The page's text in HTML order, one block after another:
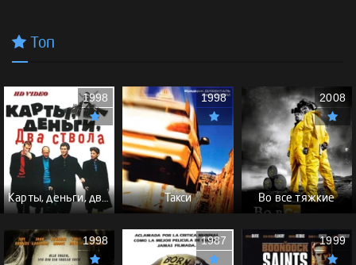
Топ
Карты, деньги, два ствола - (Перевод Гоблина)
1998
Такси
1998
Во все тяжкие
2008
1998 1987 1999